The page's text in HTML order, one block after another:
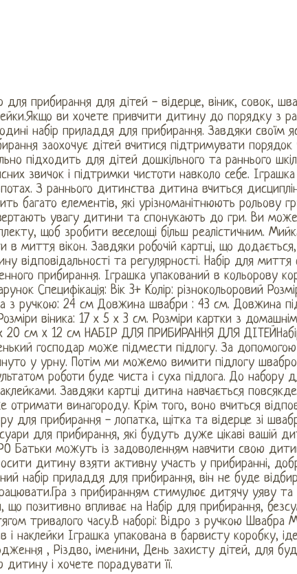
для прибирання для дітей - відерце, віник, совок,
ви хочете привчити дитину до порядку з
набір приладдя для прибирання. Завдяки своїм
заохочує дітей вчитися підтримувати
підходить для дітей дошкільного та раннього
звичок і підтримки чистоти навколо себе.
З раннього дитинства дитина вчиться
багато елементів, які урізноманітнюють рольову
увагу дитини та спонукають до гри. Ви
щоб зробити веселощі більш реалістичним.
в миття вікон. Завдяки робочій картці, що
відповідальності та регулярності. Набір для
прибирання. Іграшка упакований в кольорову
Специфікація: Вік 3+ Колір: різнокольоровий
з ручкою: 24 см Довжина швабри : 43 см. Довжина
віника: 17 х 5 х 3 см. Розміри картки з
20 см x 12 см НАБІР ДЛЯ ПРИБИРАННЯ ДЛЯ
господар може підмести підлогу. За
у урну. Потім ми можемо вимити підлогу
роботи буде чиста і суха підлога. До набору
Завдяки картці дитина навчається
отримати винагороду. Крім того, воно вчиться
для прибирання - лопатка, щітка та відерце зі
для прибирання, які будуть дуже цікаві
Батьки можуть із задоволенням навчити свою
дитину взяти активну участь у прибиранні,
набір приладдя для прибирання, він не буде
з прибиранням стимулює дитячу уяву та
що позитивно впливає на Набір для прибирання,
тривалого часу.В наборі: Відро з ручкою
і наклейки Іграшка упакована в барвисту коробку,
, Різдво, іменини, День захисту дітей, для
дитину і хочете порадувати її.